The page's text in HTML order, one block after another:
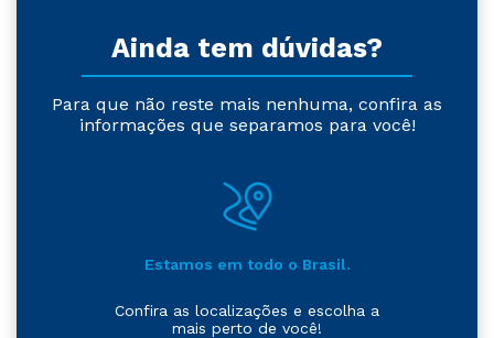
Ainda tem dúvidas?
Para que não reste mais nenhuma, confira as
informações que separamos para você!
Estamos em todo o Brasil.
Confira as localizações e escolha a
mais perto de você!